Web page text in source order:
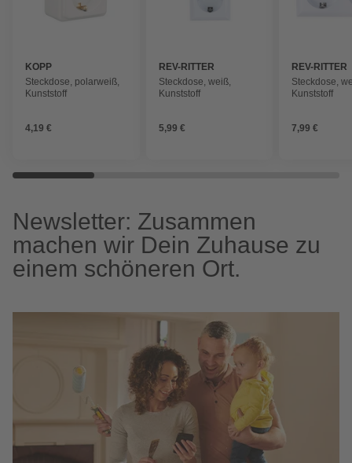
KOPP
Steckdose, polarweiß,
Kunststoff
4,19 €
REV-RITTER
Steckdose, weiß,
Kunststoff
5,99 €
REV-RITTER
Steckdose,
Kunststoff
7,99 €
Newsletter: Zusammen
machen wir Dein Zuhause zu
einem schöneren Ort.